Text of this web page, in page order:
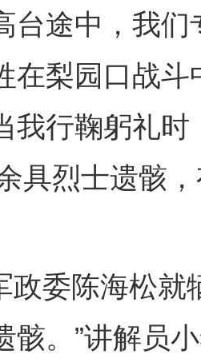
途中，我们
在梨园口战
我行鞠躬礼
具烈士遗骸
委陈海松就
骸。”讲解员